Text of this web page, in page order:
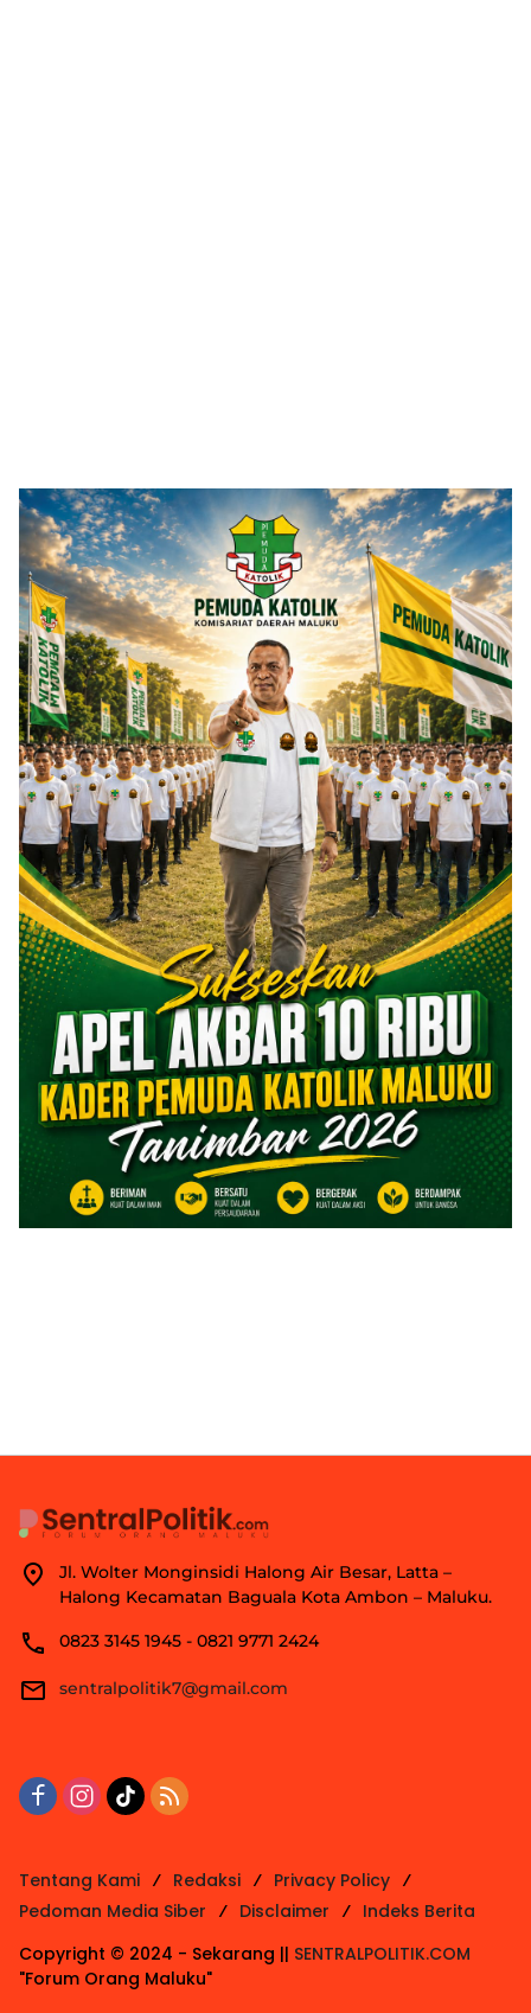
Jl. Wolter Monginsidi Halong Air Besar, Latta –
Halong Kecamatan Baguala Kota Ambon – Maluku.
0823 3145 1945 - 0821 9771 2424
sentralpolitik7@gmail.com
Tentang Kami Redaksi
Privacy Policy
Pedoman Media Siber
Disclaimer
Indeks Berita
Copyright © 2024 - Sekarang || SENTRALPOLITIK.COM
"Forum Orang Maluku"